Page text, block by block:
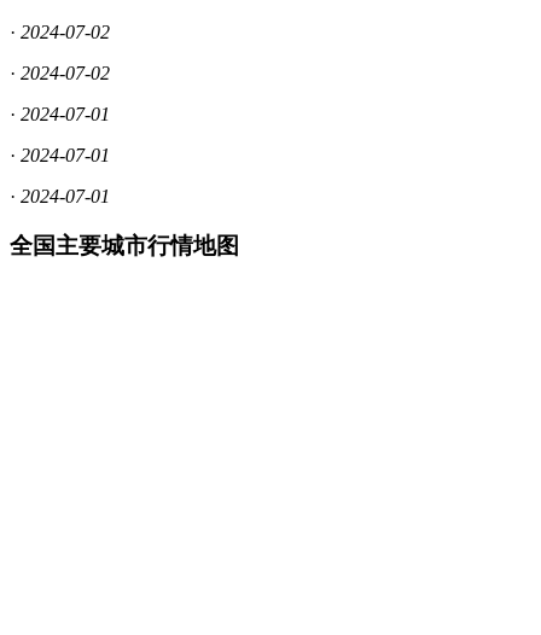
· 2024-07-02
· 2024-07-02
· 2024-07-01
· 2024-07-01
· 2024-07-01
全国主要城市行情地图